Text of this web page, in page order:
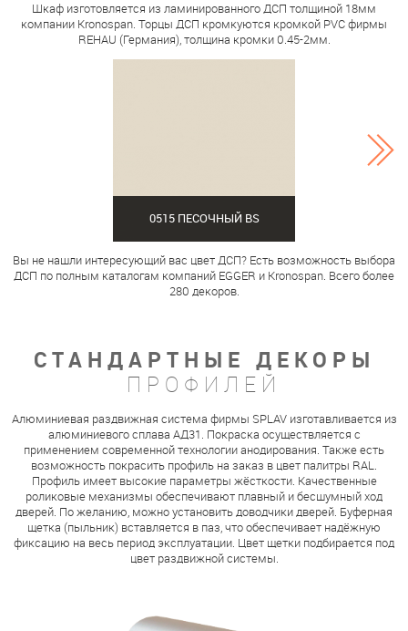
Шкаф изготовляется из ламинированного ДСП толщиной 18мм
компании Kronospan. Торцы ДСП кромкуются кромкой PVC фирмы
REHAU (Германия), толщина кромки 0.45-2мм.
0515 ПЕСОЧНЫЙ BS
Вы не нашли интересующий вас цвет ДСП? Есть возможность выбора
ДСП по полным каталогам компаний EGGER и Kronospan. Всего более
280 декоров.
СТАНДАРТНЫЕ ДЕКОРЫ
ПРОФИЛЕЙ
Алюминиевая раздвижная система фирмы SPLAV изготавливается из
алюминиевого сплава АД31. Покраска осуществляется с
применением современной технологии анодирования. Также есть
возможность покрасить профиль на заказ в цвет палитры RAL.
Профиль имеет высокие параметры жёсткости. Качественные
роликовые механизмы обеспечивают плавный и бесшумный ход
дверей. По желанию, можно установить доводчики дверей. Буферная
щетка (пыльник) вставляется в паз, что обеспечивает надёжную
фиксацию на весь период эксплуатации. Цвет щетки подбирается под
цвет раздвижной системы.